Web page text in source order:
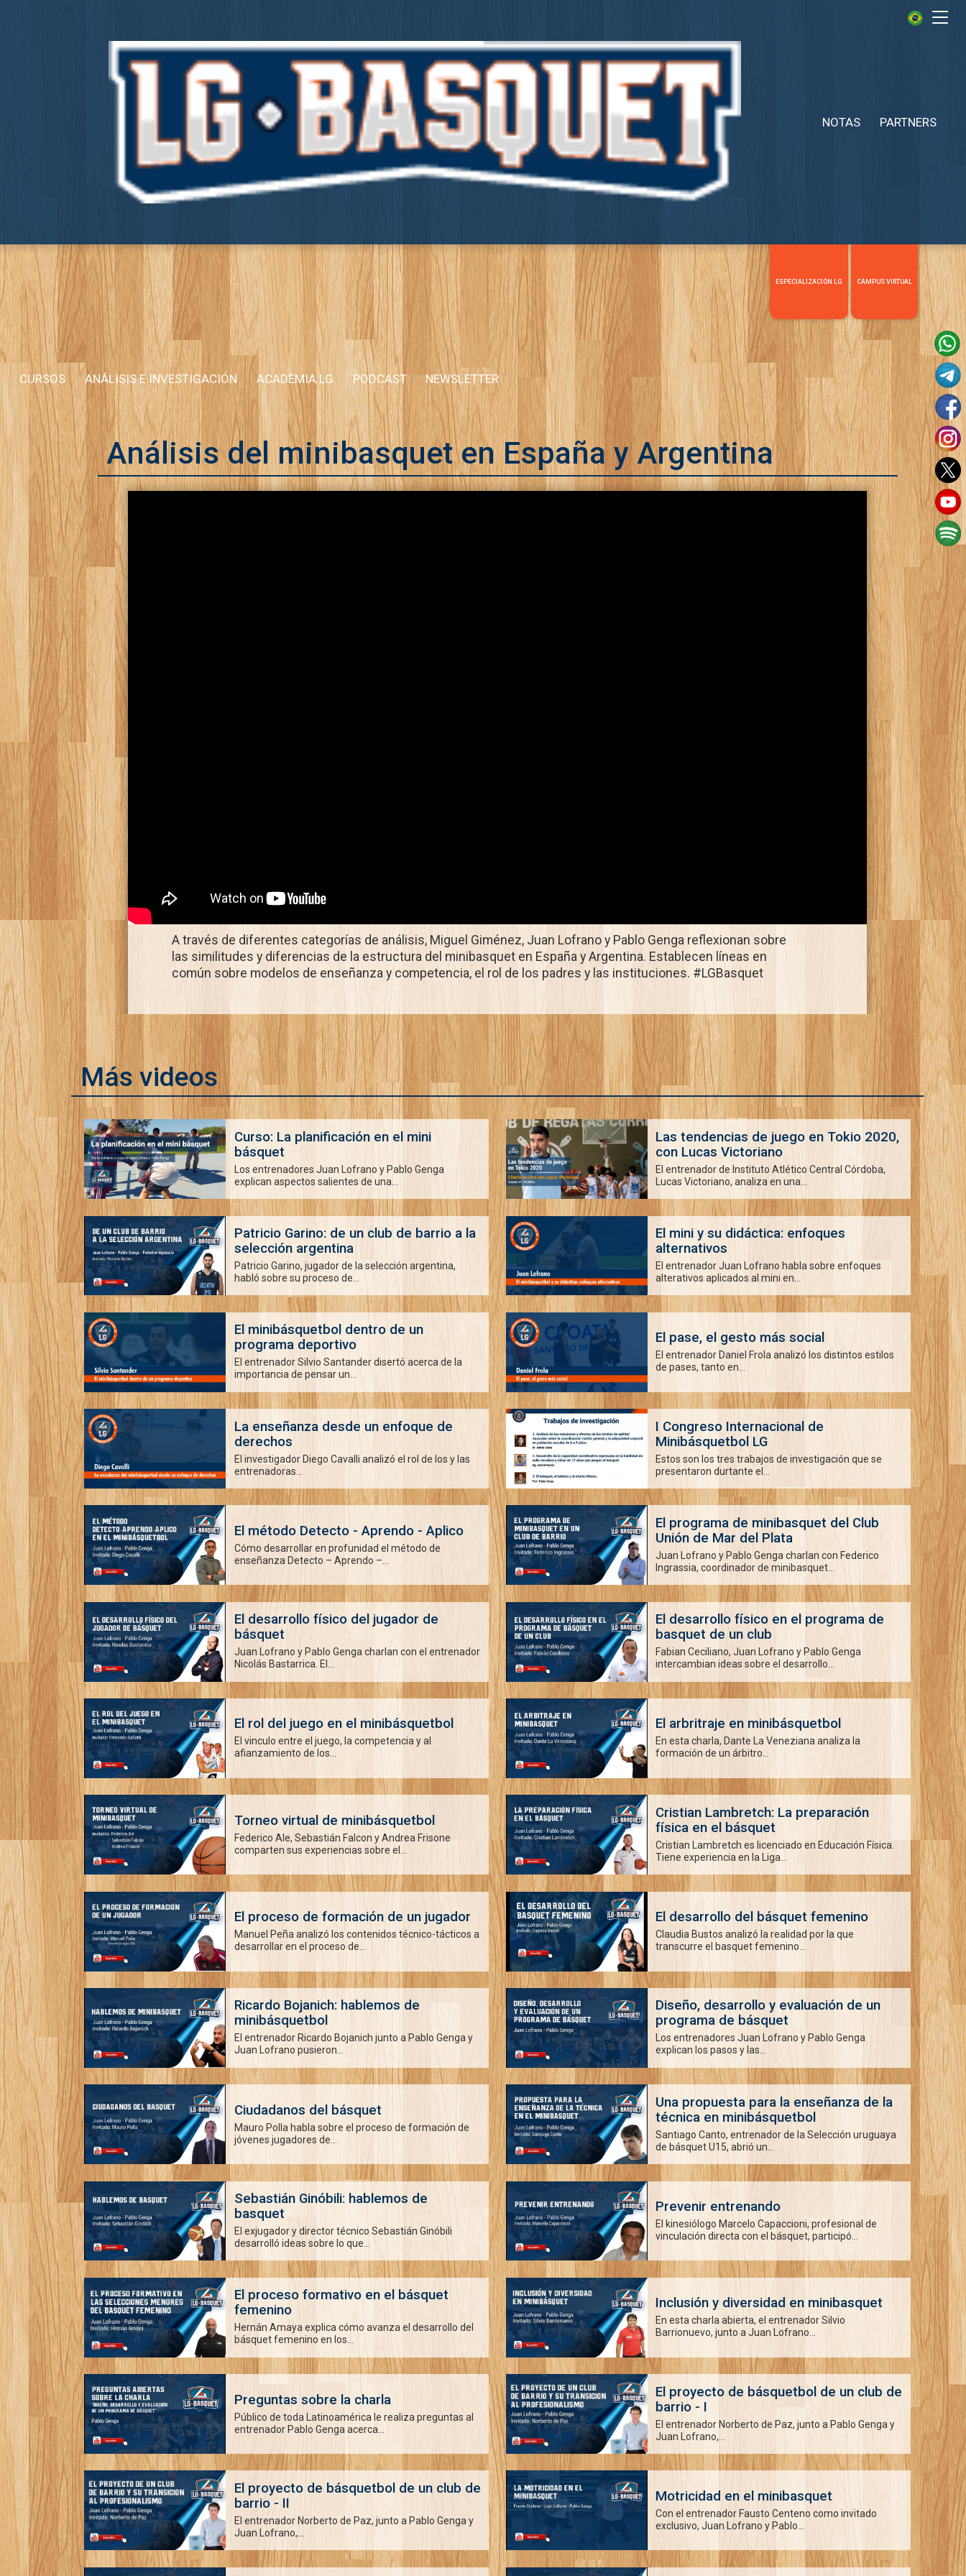
ESPECIALIZACIÓN LG CAMPUS VIRTUAL
NOTAS PARTNERS
CURSOS ANÁLISIS E INVESTIGACIÓN ACADEMIA LG PODCAST NEWSLETTER
Análisis del minibasquet en España y Argentina
A través de diferentes categorías de análisis, Miguel Giménez, Juan Lofrano y Pablo Genga reflexionan sobre
las similitudes y diferencias de la estructura del minibasquet en España y Argentina. Establecen líneas en
común sobre modelos de enseñanza y competencia, el rol de los padres y las instituciones. #LGBasquet
Más videos
Curso: La planificación en el mini
básquet
Los entrenadores Juan Lofrano y Pablo Genga
explican aspectos salientes de una...
Las tendencias de juego en Tokio 2020,
con Lucas Victoriano
El entrenador de Instituto Atlético Central Córdoba,
Lucas Victoriano, analiza en una...
Patricio Garino: de un club de barrio a la
selección argentina
Patricio Garino, jugador de la selección argentina,
habló sobre su proceso de...
El mini y su didáctica: enfoques
alternativos
El entrenador Juan Lofrano habla sobre enfoques
alterativos aplicados al mini en...
El minibásquetbol dentro de un
programa deportivo
El entrenador Silvio Santander disertó acerca de la
importancia de pensar un...
El pase, el gesto más social
El entrenador Daniel Frola analizó los distintos estilos
de pases, tanto en...
La enseñanza desde un enfoque de
derechos
El investigador Diego Cavalli analizó el rol de los y las
entrenadoras...
I Congreso Internacional de
Minibásquetbol LG
Estos son los tres trabajos de investigación que se
presentaron durtante el...
El método Detecto - Aprendo - Aplico
Cómo desarrollar en profunidad el método de
enseñanza Detecto – Aprendo –...
El programa de minibasquet del Club
Unión de Mar del Plata
Juan Lofrano y Pablo Genga charlan con Federico
Ingrassia, coordinador de minibasquet...
El desarrollo físico del jugador de
básquet
Juan Lofrano y Pablo Genga charlan con el entrenador
Nicolás Bastarrica. El...
El desarrollo físico en el programa de
basquet de un club
Fabian Ceciliano, Juan Lofrano y Pablo Genga
intercambian ideas sobre el desarrollo...
El rol del juego en el minibásquetbol
El vinculo entre el juego, la competencia y al
afianzamiento de los...
El arbritraje en minibásquetbol
En esta charla, Dante La Veneziana analiza la
formación de un árbitro...
Torneo virtual de minibásquetbol
Federico Ale, Sebastián Falcon y Andrea Frisone
comparten sus experiencias sobre el...
Cristian Lambretch: La preparación
física en el básquet
Cristian Lambretch es licenciado en Educación Física.
Tiene experiencia en la Liga...
El proceso de formación de un jugador
Manuel Peña analizó los contenidos técnico-tácticos a
desarrollar en el proceso de...
El desarrollo del básquet femenino
Claudia Bustos analizó la realidad por la que
transcurre el basquet femenino...
Ricardo Bojanich: hablemos de
minibásquetbol
El entrenador Ricardo Bojanich junto a Pablo Genga y
Juan Lofrano pusieron...
Diseño, desarrollo y evaluación de un
programa de básquet
Los entrenadores Juan Lofrano y Pablo Genga
explican los pasos y las...
Ciudadanos del básquet
Mauro Polla habla sobre el proceso de formación de
jóvenes jugadores de...
Una propuesta para la enseñanza de la
técnica en minibásquetbol
Santiago Canto, entrenador de la Selección uruguaya
de básquet U15, abrió un...
Sebastián Ginóbili: hablemos de
basquet
El exjugador y director técnico Sebastián Ginóbili
desarrolló ideas sobre lo que...
Prevenir entrenando
El kinesiólogo Marcelo Capaccioni, profesional de
vinculación directa con el básquet, participó...
El proceso formativo en el básquet
femenino
Hernán Amaya explica cómo avanza el desarrollo del
básquet femenino en los...
Inclusión y diversidad en minibasquet
En esta charla abierta, el entrenador Silvio
Barrionuevo, junto a Juan Lofrano...
Preguntas sobre la charla
Público de toda Latinoamérica le realiza preguntas al
entrenador Pablo Genga acerca...
El proyecto de básquetbol de un club de
barrio - I
El entrenador Norberto de Paz, junto a Pablo Genga y
Juan Lofrano,...
El proyecto de básquetbol de un club de
barrio - II
El entrenador Norberto de Paz, junto a Pablo Genga y
Juan Lofrano,...
Motricidad en el minibasquet
Con el entrenador Fausto Centeno como invitado
exclusivo, Juan Lofrano y Pablo...